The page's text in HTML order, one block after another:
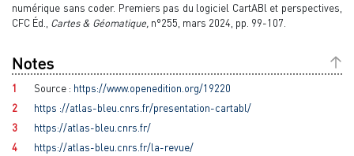
numérique sans coder. Premiers pas du logiciel CartABl et perspectives,
CFC Éd., Cartes & Géomatique, n°255, mars 2024, pp. 99-107.
Notes
1 Source : https://www.openedition.org/19220
2
https ://atlas-bleu.cnrs.fr/presentation-cartabl/
3
https://atlas-bleu.cnrs.fr/
4
https://atlas-bleu.cnrs.fr/la-revue/